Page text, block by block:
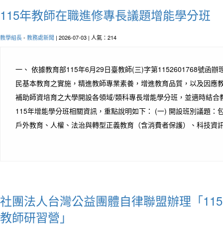
115年教師在職進修專長議題增能學分班
教學組長- 教務處新聞 | 2026-07-03 | 人氣：214
一、 依據教育部115年6月29日臺教師(三)字第1152601768號函辦
民基本教育之實施，精進教師專業素養，增進教育品質，以及因應
補助師資培育之大學開設各領域/類科專長增能學分班，並適時結
115年增能學分班相關資訊，重點說明如下： (一) 開設班別議題：
戶外教育、人權、法治與轉型正義教育（含消費者保護）、科技資
社團法人台灣公益團體自律聯盟辦理「
教師研習營」